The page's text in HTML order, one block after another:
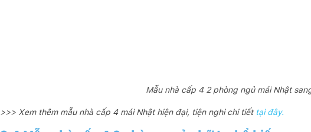
Mẫu nhà cấp 4 2 phòng ngủ mái Nhật
>>> Xem thêm mẫu nhà cấp 4 mái Nhật hiện đại, tiện nghi chi tiết tại đây.